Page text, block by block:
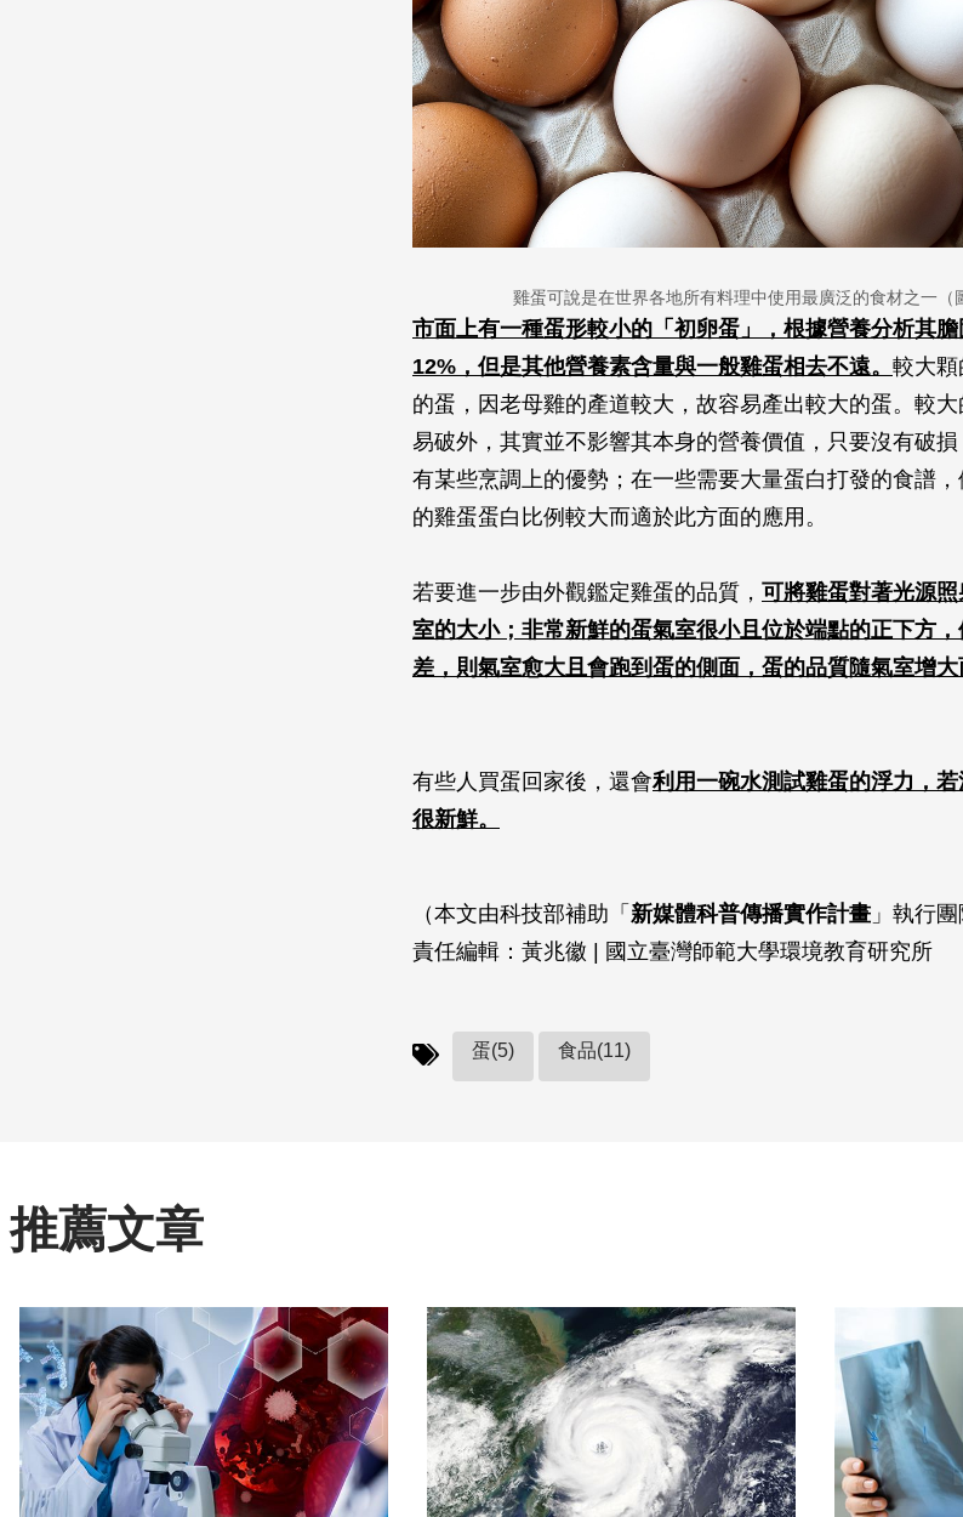
雞蛋可說是在世界各地所有料理中使用最廣泛的食材之一（
市面上有一種蛋形較小的「初卵蛋」，根據營養分析其
12%，但是其他營養素含量與一般雞蛋相去不遠。 較大
的蛋，因老母雞的產道較大，故容易產出較大的蛋。較
易破外，其實並不影響其本身的營養價值，只要沒有破
有某些烹調上的優勢；在一些需要大量蛋白打發的食譜
的雞蛋蛋白比例較大而適於此方面的應用。
若要進一步由外觀鑑定雞蛋的品質， 可將雞蛋對著光源
室的大小；非常新鮮的蛋氣室很小且位於端點的正下方
差，則氣室愈大且會跑到蛋的側面，蛋的品質隨氣室增大
有些人買蛋回家後，還會利用一碗水測試雞蛋的浮力，
很新鮮。
（本文由科技部補助「 新媒體科普傳播實作計畫 」執行團
責任編輯：黃兆徽 | 國立臺灣師範大學環境教育研究所
蛋(5) 食品(11)
推薦文章